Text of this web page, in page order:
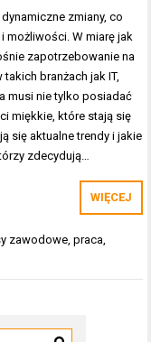
zmiany, co
możliwości. W miarę jak
zapotrzebowanie na
branżach jak IT,
musi nie tylko posiadać
miękkie, które stają się
się aktualne trendy i jakie
zdecydują…
WIĘCEJ
zawodowe ,praca